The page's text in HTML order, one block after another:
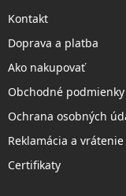
Kontakt
Doprava a platba
Ako nakupovať
Obchodné podmienky
Ochrana osobných
Reklamácia a
Certifikaty